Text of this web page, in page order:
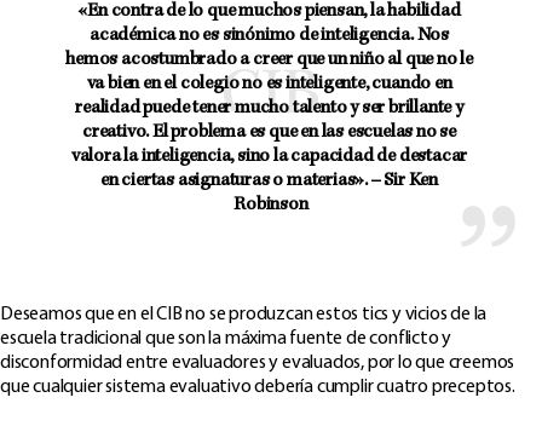
«En contra de lo que muchos piensan, la habilidad
académica no es sinónimo de inteligencia. Nos
hemos acostumbrado a creer que un niño al que no le
va bien en el colegio no es inteligente, cuando en
realidad puede tener mucho talento y ser brillante y
creativo. El problema es que en las escuelas no se
valora la inteligencia, sino la capacidad de destacar
en ciertas asignaturas o materias». – Sir Ken
Robinson
Deseamos que en el CIB no se produzcan estos tics y vicios de la
escuela tradicional que son la máxima fuente de conflicto y
disconformidad entre evaluadores y evaluados, por lo que creemos
que cualquier sistema evaluativo debería cumplir cuatro preceptos.